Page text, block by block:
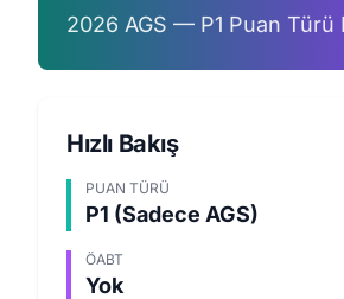
2026 AGS — P1 Puan Türü
Hızlı Bakış
PUAN TÜRÜ
P1 (Sadece AGS)
ÖABT
Yok